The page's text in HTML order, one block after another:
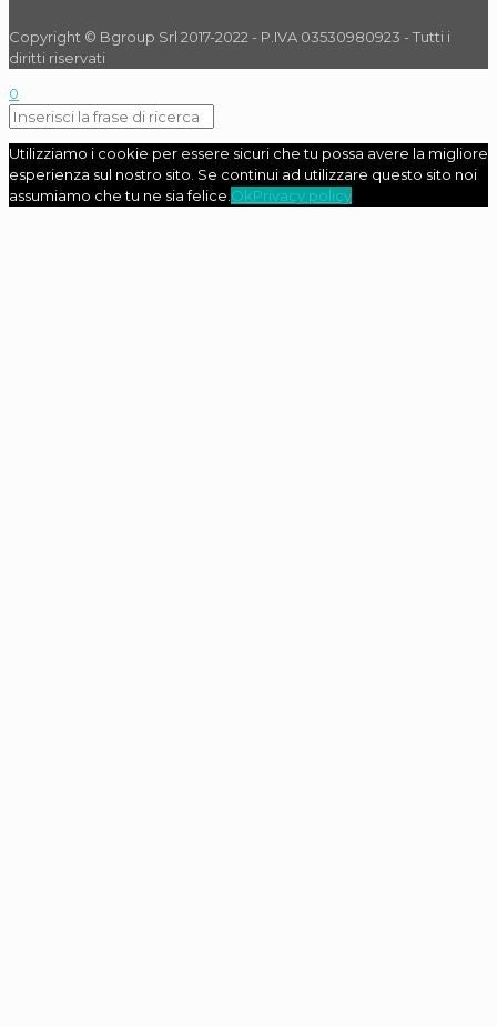
Copyright © Bgroup Srl 2017-2022 - P.IVA 03530980923 - Tutti i
diritti riservati
0
Utilizziamo i cookie per essere sicuri che tu possa avere la migliore
esperienza sul nostro sito. Se continui ad utilizzare questo sito noi
assumiamo che tu ne sia felice. OkPrivacy policy